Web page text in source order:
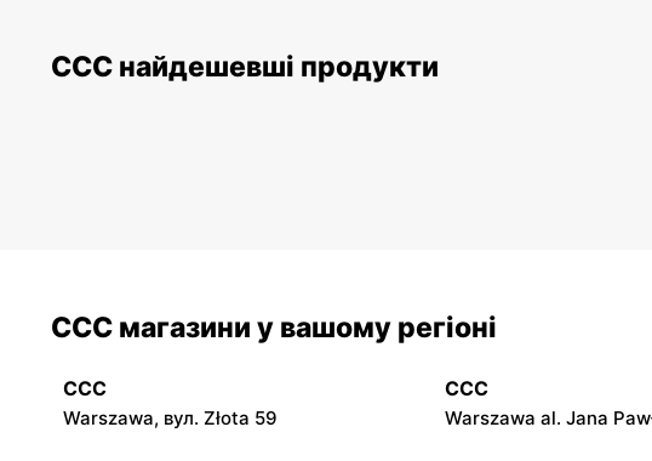
CCC найдешевші продукти
CCC магазини у вашому регіоні
CCC
Warszawa, вул. Złota 59
CCC
Warszawa al. Jana